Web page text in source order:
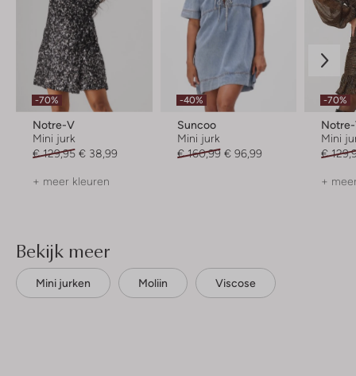
-70%
Notre-V
Mini jurk
€ 129,95 € 38,99
+ meer kleuren
-40%
Suncoo
Mini jurk
€ 160,99 € 96,99
-70%
Mini
€
+
Bekijk meer
Mini jurken Moliin Viscose